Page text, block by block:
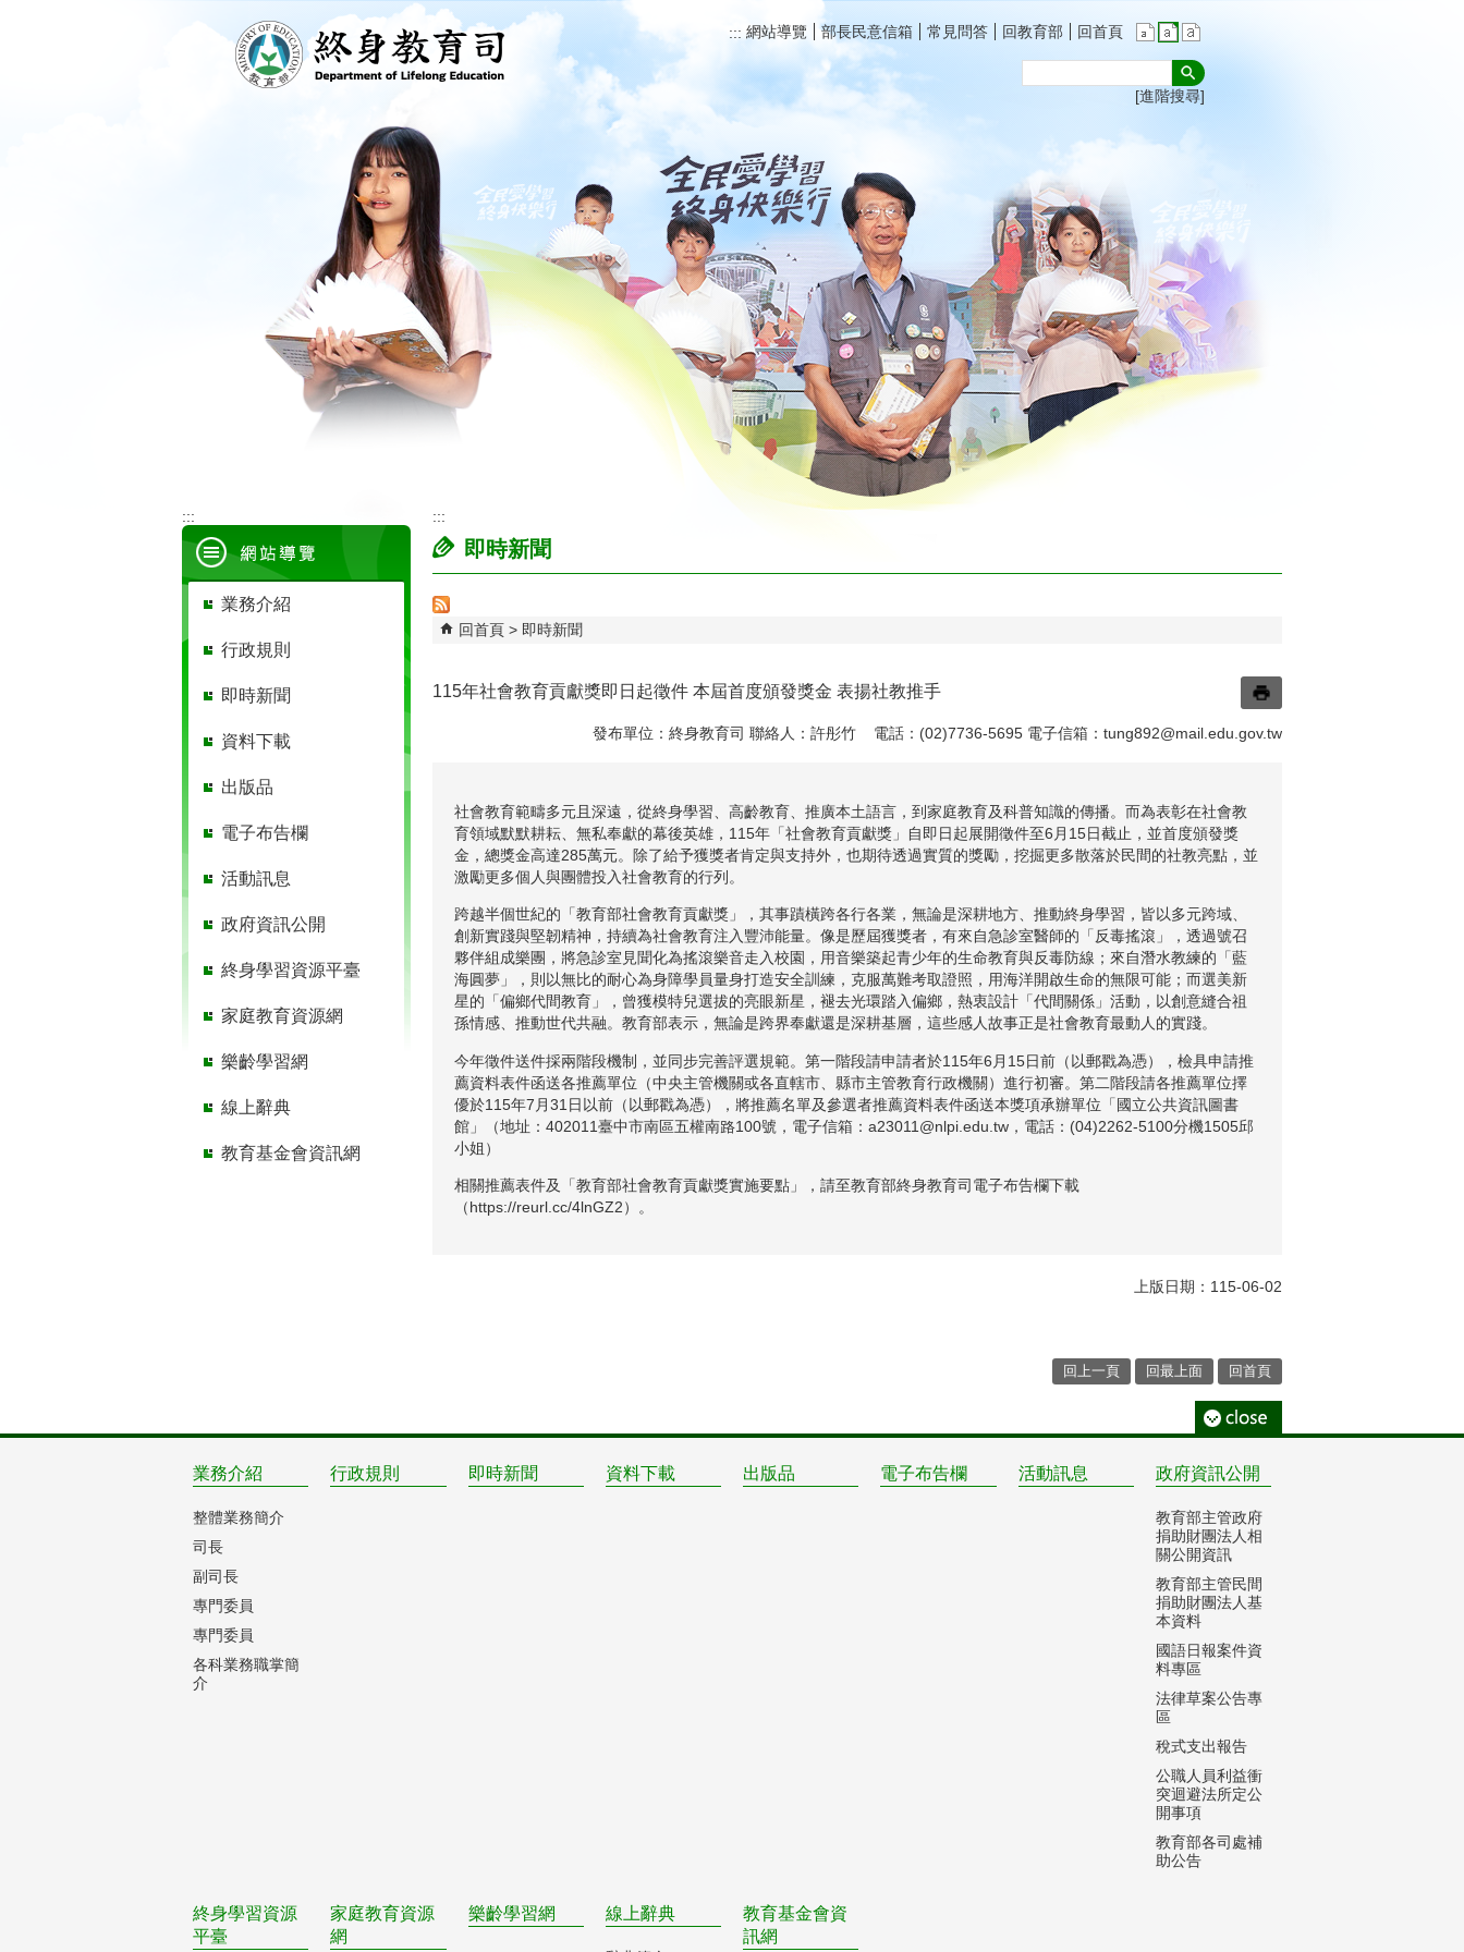
::: 網站導覽 部長民意信箱 常見問答 回教育部 回首頁
進階搜尋
:::
業務介紹
行政規則
即時新聞
資料下載
出版品
電子布告欄
活動訊息
政府資訊公開
終身學習資源平臺
家庭教育資源網
樂齡學習網
線上辭典
教育基金會資訊網
:::
即時新聞
回首頁 即時新聞
115年社會教育貢獻獎即日起徵件 本屆首度頒發獎金 表揚社教推手
發布單位：終身教育司 聯絡人：許彤竹 電話：(02)7736-5695 電子信箱： tung892@mail.edu.gov.tw
社會教育範疇多元且深遠，從終身學習、高齡教育、推廣本土語言，到家庭教育及科普知識的傳播。而為表彰在社會教
育領域默默耕耘、無私奉獻的幕後英雄，115年「社會教育貢獻獎」自即日起展開徵件至6月15日截止，並首度頒發獎
金，總獎金高達285萬元。除了給予獲獎者肯定與支持外，也期待透過實質的獎勵，挖掘更多散落於民間的社教亮點，並
激勵更多個人與團體投入社會教育的行列。
跨越半個世紀的「教育部社會教育貢獻獎」，其事蹟橫跨各行各業，無論是深耕地方、推動終身學習，皆以多元跨域、
創新實踐與堅韌精神，持續為社會教育注入豐沛能量。像是歷屆獲獎者，有來自急診室醫師的「反毒搖滾」，透過號召
夥伴組成樂團，將急診室見聞化為搖滾樂音走入校園，用音樂築起青少年的生命教育與反毒防線；來自潛水教練的「藍
海圓夢」，則以無比的耐心為身障學員量身打造安全訓練，克服萬難考取證照，用海洋開啟生命的無限可能；而選美新
星的「偏鄉代間教育」，曾獲模特兒選拔的亮眼新星，褪去光環踏入偏鄉，熱衷設計「代間關係」活動，以創意縫合祖
孫情感、推動世代共融。教育部表示，無論是跨界奉獻還是深耕基層，這些感人故事正是社會教育最動人的實踐。
今年徵件送件採兩階段機制，並同步完善評選規範。第一階段請申請者於115年6月15日前（以郵戳為憑），檢具申請推
薦資料表件函送各推薦單位（中央主管機關或各直轄市、縣市主管教育行政機關）進行初審。第二階段請各推薦單位擇
優於115年7月31日以前（以郵戳為憑），將推薦名單及參選者推薦資料表件函送本獎項承辦單位「國立公共資訊圖書
館」（地址：402011臺中市南區五權南路100號，電子信箱：a23011@nlpi.edu.tw，電話：(04)2262-5100分機1505邱
小姐）
相關推薦表件及「教育部社會教育貢獻獎實施要點」，請至教育部終身教育司電子布告欄下載
（https://reurl.cc/4lnGZ2）。
上版日期：115-06-02
回上一頁 回最上面 回首頁
業務介紹
整體業務簡介
司長
副司長
專門委員
專門委員
各科業務職掌簡
介
行政規則 即時新聞 資料下載 出版品 電子布告欄 活動訊息 政府資訊公開
教育部主管政府
捐助財團法人相
關公開資訊
教育部主管民間
捐助財團法人基
本資料
國語日報案件資
料專區
法律草案公告專
區
稅式支出報告
公職人員利益衝
突迴避法所定公
開事項
教育部各司處補
助公告
終身學習資源
平臺
家庭教育資源
網
樂齡學習網 線上辭典
教育基金會資
訊網